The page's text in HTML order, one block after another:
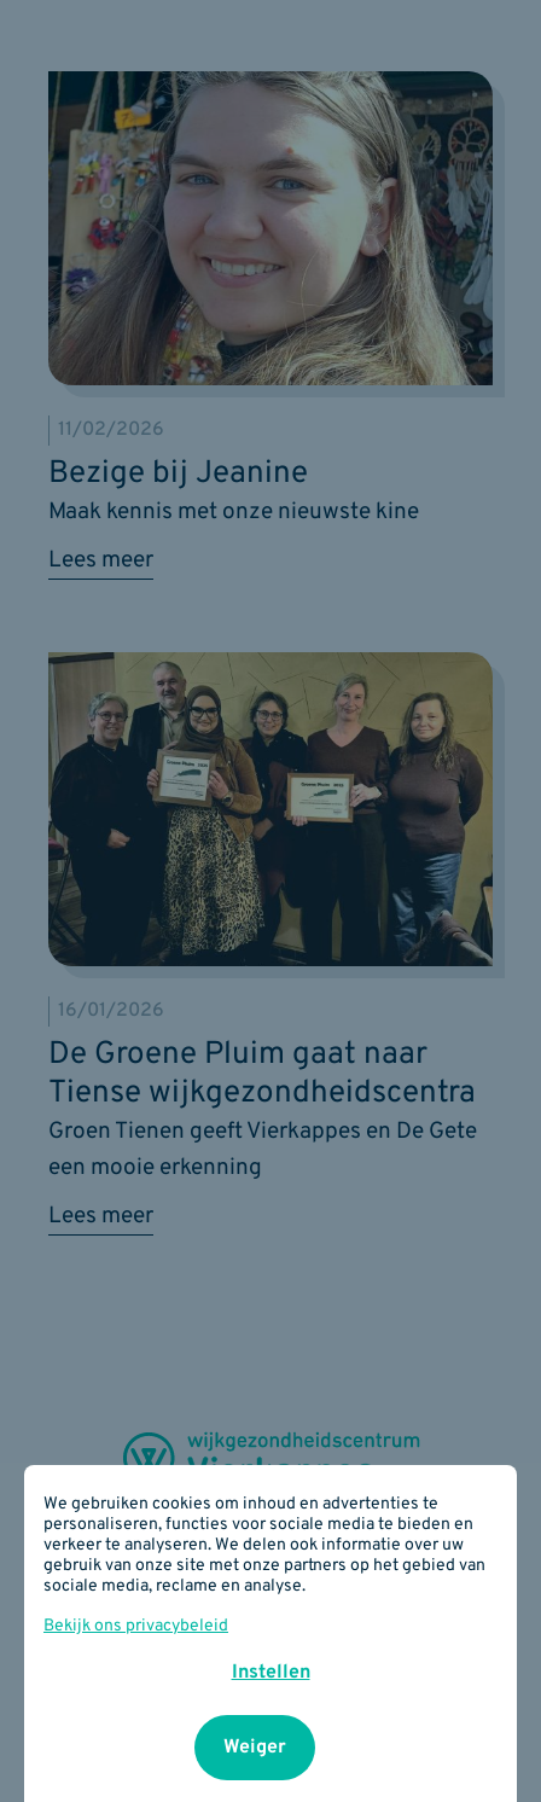
Lees meer
Maak kennis met onze nieuwste kine
Bezige bij Jeanine
11/02/2026
Lees meer
Groen Tienen geeft Vierkappes en De Gete
een mooie erkenning
De Groene Pluim gaat naar
Tiense wijkgezondheidscentra
16/01/2026
Zijdelingsestraat 28 - 3300 Tienen
016 78 17 40
E-mail:info(at)wgcvierkappes.be
instellingen
We gebruiken cookies om inhoud en advertenties te
personaliseren, functies voor sociale media te bieden en
verkeer te analyseren. We delen ook informatie over uw
gebruik van onze site met onze partners op het gebied van
sociale media, reclame en analyse.
Bekijk ons privacybeleid
Instellen
Weiger